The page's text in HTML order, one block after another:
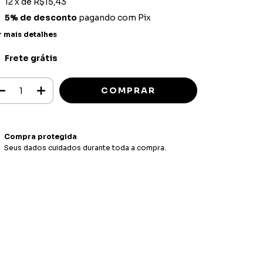
5% de descontopagando com Pix
mais detalhes
Frete grátis
Compra protegida
Seus dados cuidados durante toda a compra.